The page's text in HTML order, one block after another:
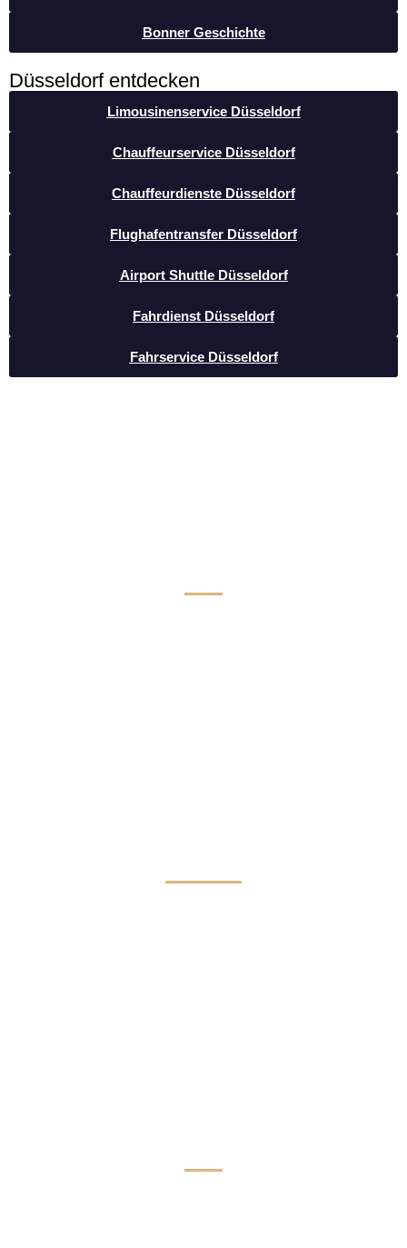
Bonner Geschichte
Düsseldorf entdecken
Limousinenservice Düsseldorf
Chauffeurservice Düsseldorf
Chauffeurdienste Düsseldorf
Flughafentransfer Düsseldorf
Airport Shuttle Düsseldorf
Fahrdienst Düsseldorf
Fahrservice Düsseldorf